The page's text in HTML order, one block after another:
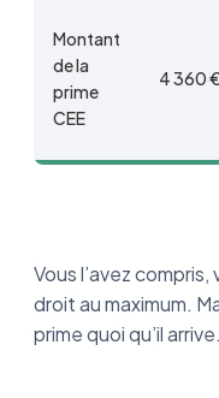
Montant
de la
prime
CEE
4 360
Vous l’avez
droit au maximum.
prime quoi qu’il arrive.